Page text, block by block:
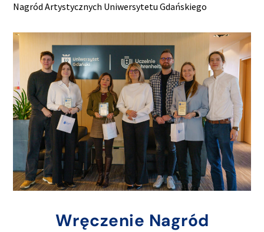
Nagród Artystycznych Uniwersytetu Gdańskiego
Wręczenie Nagród